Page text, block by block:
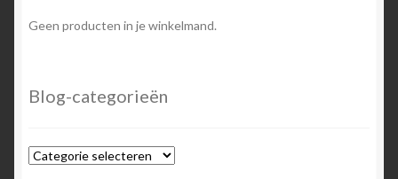
Geen producten in je winkelmand.
Blog-categorieën
Blog-